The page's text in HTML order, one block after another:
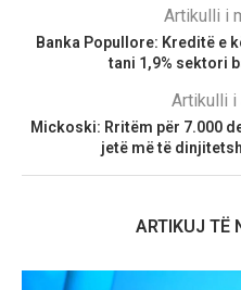
Artikulli i
Banka Popullore: Kreditë e
tani 1,9% sektori
Artikulli i
Mickoski: Rritëm për 7.000
jetë më të
ARTIKUJ TË